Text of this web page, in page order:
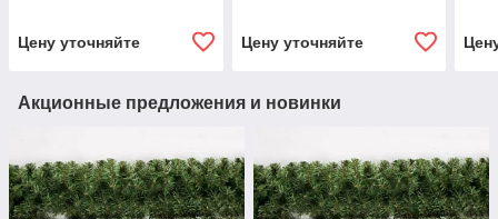
Цену уточняйте Цену уточняйте
Акционные предложения и новинки